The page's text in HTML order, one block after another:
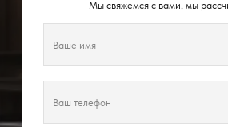
Мы свяжемся с вами, мы